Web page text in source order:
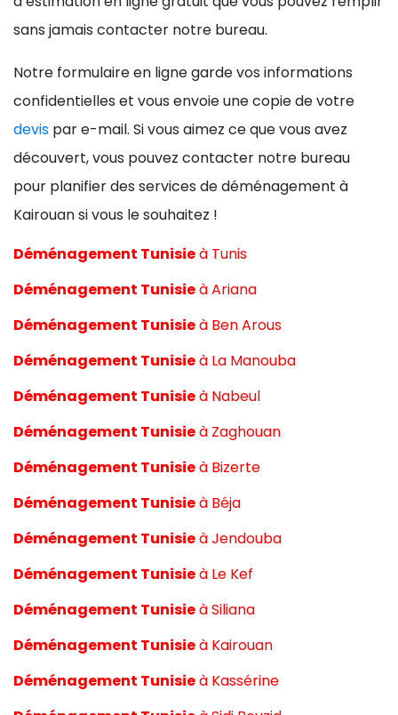
sans jamais contacter notre bureau.
Notre formulaire en ligne garde vos informations
confidentielles et vous envoie une copie de votre
devis par e-mail. Si vous aimez ce que vous avez
découvert, vous pouvez contacter notre bureau
pour planifier des services de déménagement à
Kairouan si vous le souhaitez !
Déménagement Tunisieà Tunis
Déménagement TunisieàAriana
Déménagement Tunisieà Ben Arous
Déménagement Tunisieà La Manouba
Déménagement Tunisieà Nabeul
Déménagement Tunisieà Zaghouan
Déménagement Tunisieà Bizerte
Déménagement Tunisieà Béja
Déménagement TunisieàJendouba
Déménagement Tunisieà Le Kef
Déménagement TunisieàSiliana
Déménagement Tunisieà Kairouan
Déménagement Tunisieà Kassérine